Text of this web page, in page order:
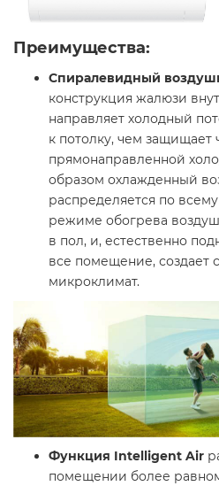
Преимущества:
Спиралевидный
конструкция жалюзи
направляет холодный
к потолку, чем защищает
прямонаправленной
образом охлажденный
распределяется по
режиме обогрева
в пол, и, естественно
все помещение, создает
микроклимат.
Функция Intelligent Air
помещении более